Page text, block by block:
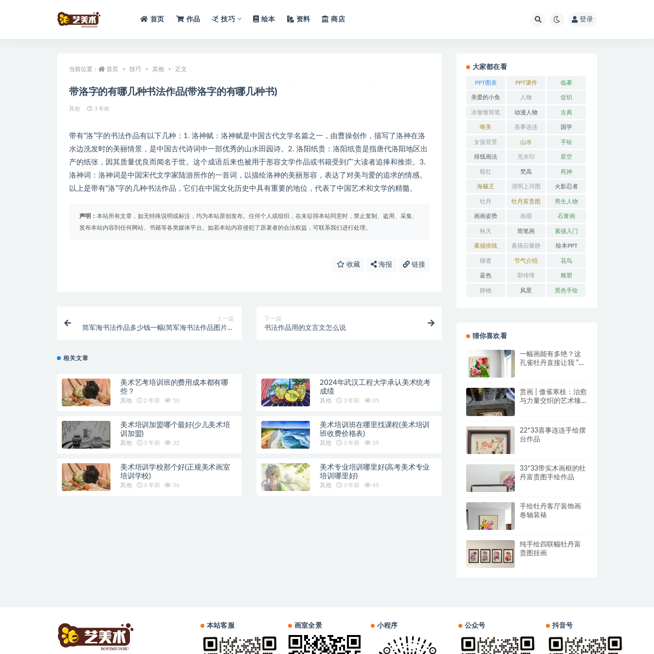
首页 作品 技巧 绘本 资料 商店 登录
当前位置： 首页 技巧 其他 正文
带洛字的有哪几种书法作品(带洛字的有哪几种书)
其他 3 年前
带有“洛”字的书法作品有以下几种：1. 洛神赋：洛神赋是中国古代文学名篇之一，由曹操创作，描写了洛神在洛
水边洗发时的美丽情景，是中国古代诗词中一部优秀的山水田园诗。2. 洛阳纸贵：洛阳纸贵是指唐代洛阳地区出
产的纸张，因其质量优良而闻名于世。这个成语后来也被用于形容文学作品或书籍受到广大读者追捧和推崇。3.
洛神词：洛神词是中国宋代文学家陆游所作的一首词，以描绘洛神的美丽形容，表达了对美与爱的追求的情感。
以上是带有“洛”字的几种书法作品，它们在中国文化历史中具有重要的地位，代表了中国艺术和文学的精髓。
声明： 本站所有文章，如无特殊说明或标注，均为本站原创发布。任何个人或组织，在未征得本站同意时，禁止复制、盗用、采集、
发布本站内容到任何网站、书籍等各类媒体平台。如若本站内容侵犯了原著者的合法权益，可联系我们进行处理。
收藏 海报 链接
上一篇
简军海书法作品多少钱一幅(简军海书法作品图片欣
下一篇
书法作品用的文言文怎么说
相关文章
美术艺考培训班的费用成本都有哪
些？
其他 2 年前 50
2024年武汉工程大学承认美术统考
成绩
其他 3 年前 35
美术培训加盟哪个最好(少儿美术培
训加盟)
其他 3 年前 32
美术培训班在哪里找课程(美术培训
班收费价格表)
其他 3 年前 39
美术培训学校那个好(正规美术画室
培训学校)
其他 3 年前 56
美术专业培训哪里好(高考美术专业
培训哪里好)
其他 3 年前 45
大家都在看
PPT图表 PPT课件 临摹
亲爱的小鱼 人物 促织
冰墩墩简笔
画
动漫人物 古典
唯美 喜事连连 国学
女孩背景 山水 手绘
排线画法 无水印 星空
暗红 梵高 死神
海贼王 清明上河图 火影忍者
牡丹 牡丹富贵图 男生人物
画画姿势 画眉 石膏画
秋天 简笔画 素描入门
素描排线 素描石膏静
物
绘本PPT
聊斋 节气介绍 花鸟
蓝色 郭传璋 雕塑
静物 风景 黑色手绘
猜你喜欢看
一幅画能有多绝？这
孔雀牡丹直接让我 “哇
赏画 | 傲雀寒枝：治愈
与力量交织的艺术臻
22*33喜事连连手绘摆
台作品
33*33带实木画框的牡
丹富贵图手绘作品
手绘牡丹客厅装饰画
卷轴装裱
纯手绘四联幅牡丹富
贵图挂画
本站客服 画室全景 小程序 公众号 抖音号